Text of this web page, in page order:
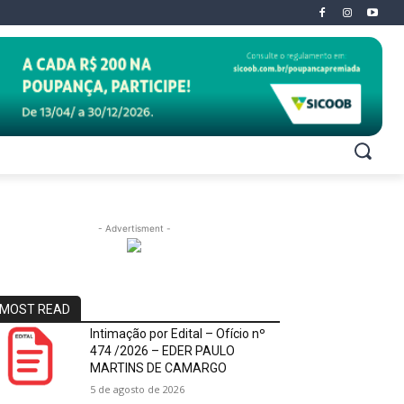
- Advertisment -
MOST READ
Intimação por Edital – Ofício nº
474 /2026 – EDER PAULO
MARTINS DE CAMARGO
5 de agosto de 2026